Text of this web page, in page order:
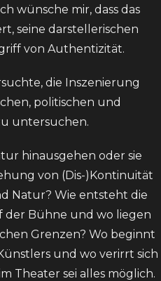
wünsche mir, dass das
seine darstellerischen
von Authentizität.
die Inszenierung
politischen und
untersuchen.
hinausgehen oder sie
von (Dis-)Kontinuität
Natur? Wie entsteht die
der Bühne und wo liegen
Grenzen? Wo beginnt
und wo verirrt sich
Theater sei alles möglich.